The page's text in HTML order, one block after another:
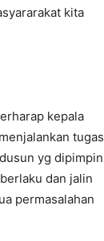
kita
kepala
tugas
yg dipimpin
dan jalin
permasalahan